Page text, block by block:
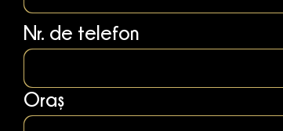
Nr. de telefon
Oraș